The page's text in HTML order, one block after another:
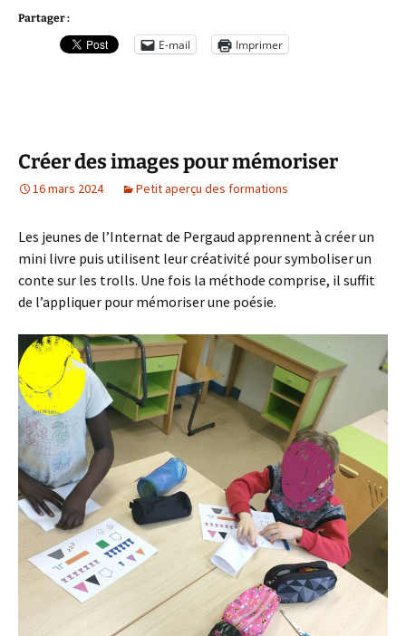
Partager :
E-mail Imprimer
Créer des images pour mémoriser
16 mars 2024 Petit aperçu des formations
Les jeunes de l’Internat de Pergaud apprennent à créer un
mini livre puis utilisent leur créativité pour symboliser un
conte sur les trolls. Une fois la méthode comprise, il suffit
de l’appliquer pour mémoriser une poésie.